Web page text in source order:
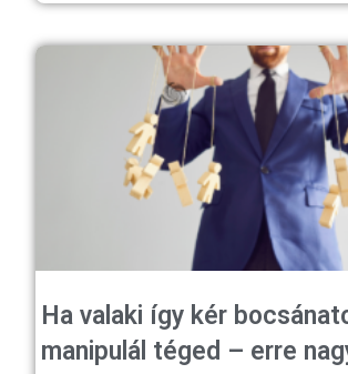
Ha valaki így kér
manipulál téged – erre